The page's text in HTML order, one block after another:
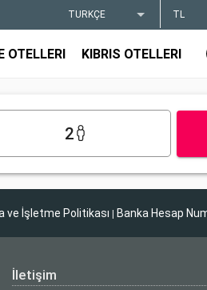
TÜRKÇE TL
OTELLERI KIBRIS OTELLERI
2
ve İşletme Politikası | Banka Hesap
İletişim